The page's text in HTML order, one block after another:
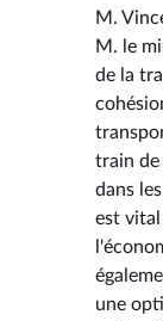
M.
M. le
de la
train de
dans
est
une